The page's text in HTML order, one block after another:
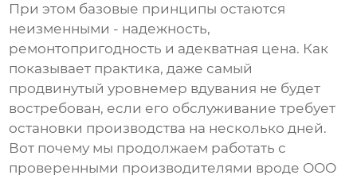
При этом базовые принципы остаются
неизменными - надежность,
ремонтопригодность и адекватная цена. Как
показывает практика, даже самый
продвинутыйуровнемер вдувания не будет
востребован, если его обслуживание требует
остановки производства на несколько дней.
Вот почему мы продолжаем работать с
проверенными производителями вроде ООО